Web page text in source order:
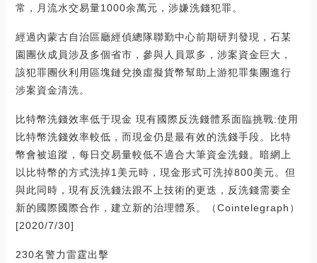
常，月流水交易量1000余萬元，涉嫌洗錢犯罪。
經過內蒙古自治區廳經偵總隊聯勤中心前期研判發現，石某
園團伙成員涉及多個省市，參與人員眾多，涉案資金巨大，
該犯罪團伙利用區塊鏈兌換虛擬貨幣幫助上游犯罪集團進行
涉案資金清洗。
比特幣洗錢效率低于現金 現有國際反洗錢體系面臨挑戰:使用
比特幣洗錢效率較低，而現金仍是最有效的洗錢手段。比特
幣會被追蹤，每日交易量較低不適合大筆資金洗錢。暗網上
以比特幣的方式洗掉1美元時，現金形式可洗掉800美元。但
與此同時，現有反洗錢法跟不上技術的更迭，反洗錢需要全
新的國際國際合作，建立新的治理體系。（Cointelegraph）
[2020/7/30]
230名警力雷霆出擊